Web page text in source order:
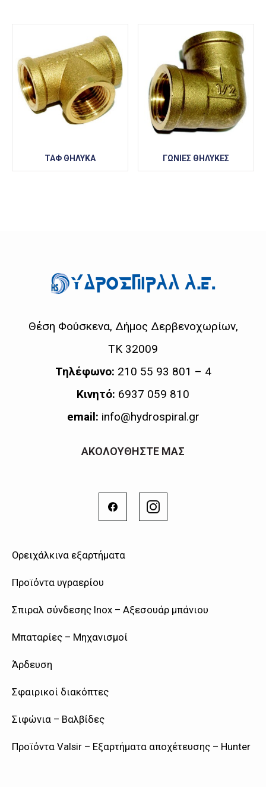
ΤΑΦ ΘΗΛΥΚΑ ΓΩΝΙΕΣ ΘΗΛΥΚΕΣ
Θέση Φούσκενα, Δήμος Δερβενοχωρίων,
ΤΚ 32009
Τηλέφωνο: 210 55 93 801 – 4
Κινητό: 6937 059 810
email: info@hydrospiral.gr
ΑΚΟΛΟΥΘΗΣΤΕ ΜΑΣ
Ορειχάλκινα εξαρτήματα
Προϊόντα υγραερίου
Σπιραλ σύνδεσης Inox – Αξεσουάρ μπάνιου
Μπαταρίες – Μηχανισμοί
Άρδευση
Σφαιρικοί διακόπτες
Σιφώνια – Βαλβίδες
Προϊόντα Valsir – Εξαρτήματα αποχέτευσης – Hunter